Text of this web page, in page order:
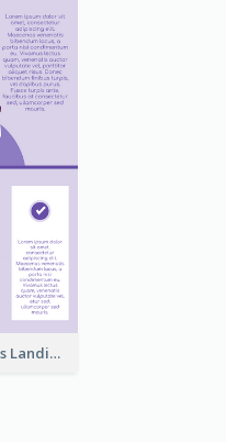
Boost Your Business Landing Page